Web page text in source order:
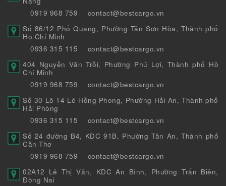
0919 968 759
contact@bestcargo.vn
Số 86/12 Phổ Quang, Phường Tân Sơn Hòa, Thành phố
Hồ Chí Minh
0936 315 115
contact@bestcargo.vn
404 Nguyễn Văn Trỗi, Phường Phú Lợi, Thành phố Hồ
Chí Minh
0919 968 759
contact@bestcargo.vn
Số 30 Lô 14 Lê Hồng Phong, Phường Hải An, Thành phố
Hải Phòng
0936 315 115
contact@bestcargo.vn
Số 24 đường B4, KDC 91B, Phường Tân An, Thành phố
Cần Thơ
0919 968 759
contact@bestcargo.vn
02A12 Lê Thị Vân, KDC An Bình, Phường Trấn Biên,
Đồng Nai